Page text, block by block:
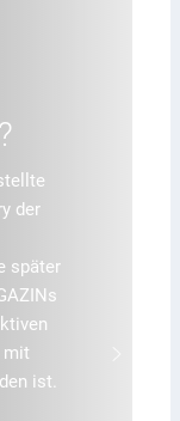
Treiber
IT und